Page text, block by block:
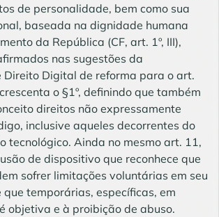
de personalidade, bem como sua
baseada na dignidade humana
da República (CF, art. 1º, III),
nas sugestões da
Direito Digital de reforma para o art.
o §1º, definindo que também
direitos não expressamente
inclusive aqueles decorrentes do
tecnológico. Ainda no mesmo art. 11,
de dispositivo que reconhece que
sofrer limitações voluntárias em seu
que temporárias, específicas, em
objetiva e à proibição de abuso.